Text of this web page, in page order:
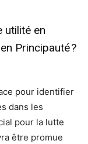
utilité en
Principauté ?
pour identifier
dans les
pour la lutte
être promue